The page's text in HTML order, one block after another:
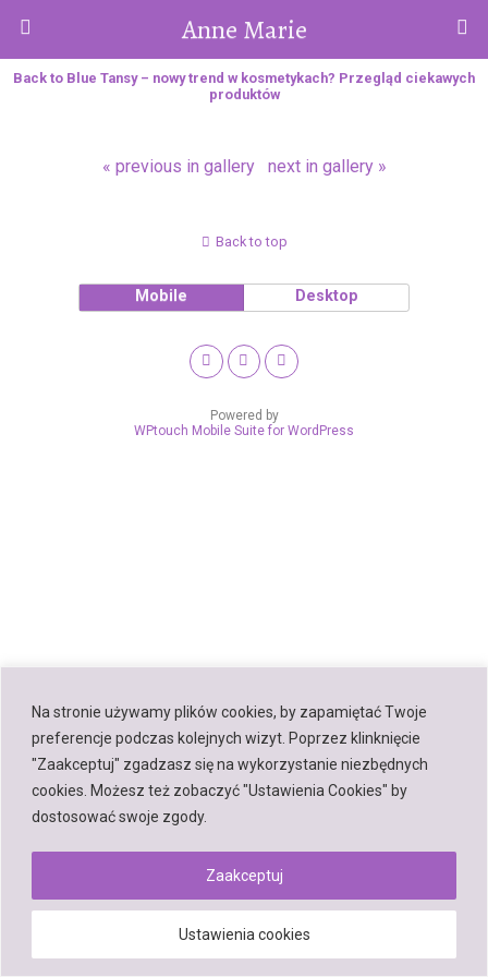
Na stronie używamy plików cookies, by zapamiętać Twoje
preferencje podczas kolejnych wizyt. Poprzez klinknięcie
"Zaakceptuj" zgadzasz się na wykorzystanie niezbędnych
cookies. Możesz też zobaczyć "Ustawienia Cookies" by
dostosować swoje zgody.
Ustawienia cookies
Zaakceptuj
Anne Marie
Back to Blue Tansy – nowy trend w kosmetykach? Przegląd ciekawych
produktów
« previous in gallery next in gallery »
Back to top
Mobile Desktop
Powered by
WPtouch Mobile Suite for WordPress